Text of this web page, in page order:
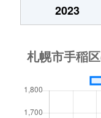
2023